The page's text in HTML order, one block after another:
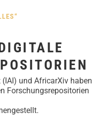
und AfricarXiv haben
Forschungsrepositorien